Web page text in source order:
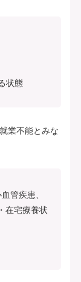
状態
業不能とみな
管疾患、
在宅療養状